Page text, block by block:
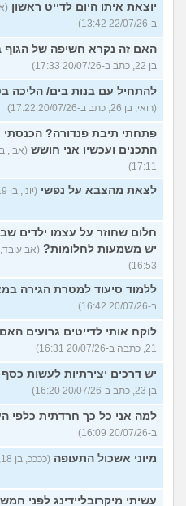
יוצאת איתו היום לדייט ראשון
ב-22/07/26 13:42)
האם זה נקרא חשיפה של הגוף
בן 22, כתב ב-20/07/26 17:33)
להתחיל עם בנות בים/ הליכה
(רואי, בן 26, כתב ב-20/07/26 17:22)
פתחתי תיבת פנדורה?
התכנים ועכשיו אני חושש
17:11)
לצאת מהצבא על נפשי (יוני, בן 19, כתב ב-20/07/26 17:02)
חלום שחוזר על עצמו ילדים
יש משמעות לחלומות?
16:53)
ללמוד סיעוד למטרת הגירה
ב-20/07/26 16:42)
לוקח אותי לדייטים גרועים
21, כתבה ב-20/07/26 16:31)
יש דרכים יצירתיות לעשות
בן 23, כתב ב-20/07/26 16:20)
למה אני כל כך חרדתית כלפי
ב-20/07/26 16:09)
מיוני אשכול התעופה (ככככ, בן 18, כתב ב-20/07/26 16:00)
עשיתי מיקרובליידינג לפני